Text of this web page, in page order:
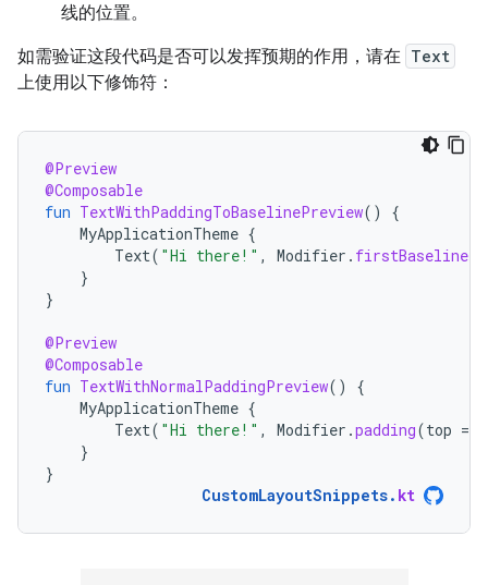
线的位置。
如需验证这段代码是否可以发挥预期的作用，请在 Text
上使用以下修饰符：
@Preview
@Composable
fun TextWithPaddingToBaselinePreview()
{
MyApplicationTheme {
Text( "Hi there!" , Modifier .
}
}
@Preview
@Composable
fun TextWithNormalPaddingPreview()
{
MyApplicationTheme {
Text( "Hi there!" , Modifier .padding(top =
}
}
CustomLayoutSnippets. kt